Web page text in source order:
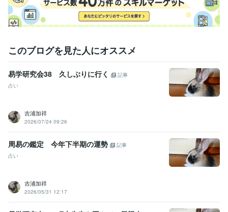
このブログを見た人にオススメ
易学研究会38 久しぶりに行く
記事
占い
吉浦加祥
2026/07/24 09:26
周易の鑑定 今年下半期の運勢
記事
占い
吉浦加祥
2026/05/31 12:17